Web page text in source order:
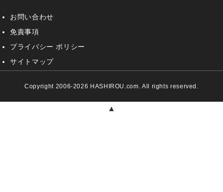
お問い合わせ
免責事項
プライバシー ポリシー
サイトマップ
Copyright 2006-2026 HASHIROU.com. All rights reserved.
▲